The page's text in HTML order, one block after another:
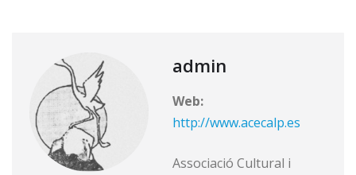
admin
Web:
http://www.acecalp.es
Associació Cultural i